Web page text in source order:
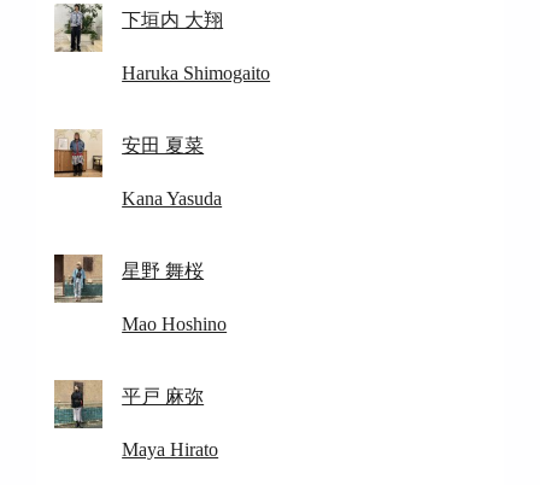
下垣内 大翔
Haruka Shimogaito
安田 夏菜
Kana Yasuda
星野 舞桜
Mao Hoshino
平戸 麻弥
Maya Hirato